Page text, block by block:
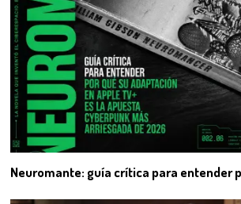
Neuromante: guía crítica para entender